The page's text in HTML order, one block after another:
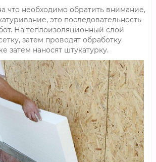
что необходимо обратить внимание,
это последовательность
На теплоизоляционный слой
затем проводят обработку
затем наносят штукатурку.